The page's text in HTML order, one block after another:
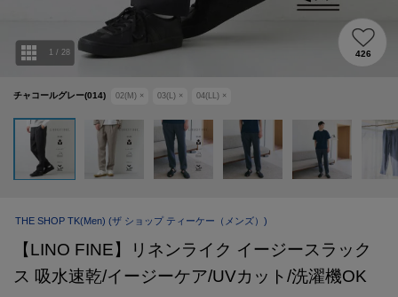
チャコールグレー(014) 02(M) × 03(L) × 04(LL) ×
1 / 28 426
THE SHOP TK(Men) (ザ ショップ ティーケー（メンズ）)
【LINO FINE】リネンライク イージースラック
ス 吸水速乾/イージーケア/UVカット/洗濯機OK